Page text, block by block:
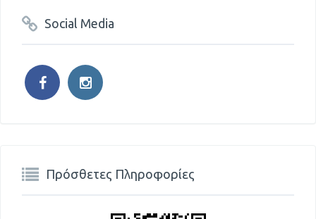
Social Media
Πρόσθετες Πληροφορίες